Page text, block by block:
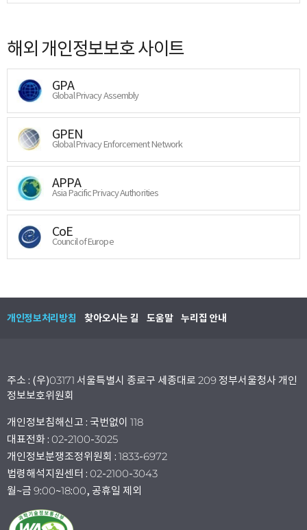
해외 개인정보보호 사이트
GPA
Global Privacy Assembly
GPEN
Global Privacy Enforcement Network
APPA
Asia Pacific Privacy Authorities
CoE
Council of Europe
개인정보처리방침 찾아오시는 길 도움말 누리집 안내
주소 : (우)03171 서울특별시 종로구 세종대로 209 정부서울청사 개인
정보보호위원회
개인정보침해신고 : 국번없이 118
대표전화 : 02-2100-3025
개인정보분쟁조정위원회 : 1833-6972
법령해석지원센터 : 02-2100-3043
월~금 9:00~18:00, 공휴일 제외